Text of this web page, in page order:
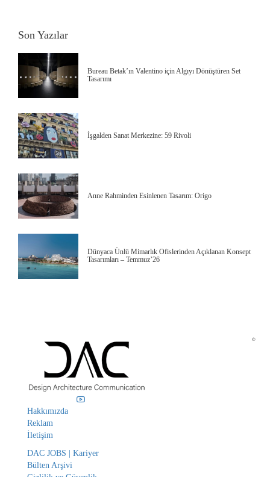
Son Yazılar
Bureau Betak’ın Valentino için Algıyı Dönüştüren Set
Tasarımı
İşgalden Sanat Merkezine: 59 Rivoli
Anne Rahminden Esinlenen Tasarım: Origo
Dünyaca Ünlü Mimarlık Ofislerinden Açıklanan Konsept
Tasarımları – Temmuz’26
Hakkımızda
Reklam
İletişim
DAC JOBS | Kariyer
Bülten Arşivi
©